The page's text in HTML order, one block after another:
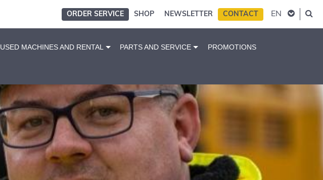
ORDER SERVICE SHOP NEWSLETTER CONTACT EN
USED MACHINES AND RENTAL PARTS AND SERVICE PROMOTIONS